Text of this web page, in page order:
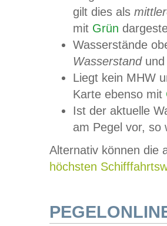
gilt dies als
mit Grün
Wasserstände
Wasserstandund
Liegt kein MHW
Karte ebenso mit
Ist der aktuelle
am Pegel vor,
Alternativ können die
höchsten